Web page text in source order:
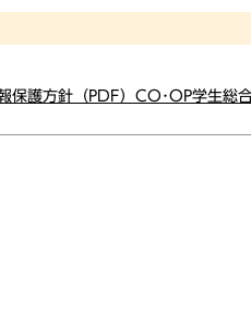
保護方針（PDF） CO･OP学生総